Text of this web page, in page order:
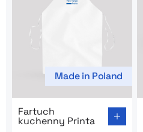
Made in Poland
Fartuch
kuchenny Printa